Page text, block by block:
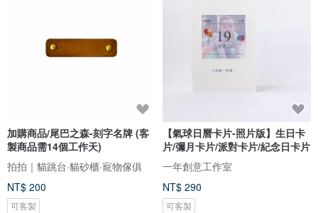
加購商品/尾巴之森-刻字名牌 (客
製商品需14個工作天)
拍拍｜貓跳台·貓砂櫃·寵物傢俱
NT$ 200
可客製
【氣球日曆卡片-照片版】生日卡
片/彌月卡片/派對卡片/紀念日卡片
一年創意工作室
NT$ 290
可客製